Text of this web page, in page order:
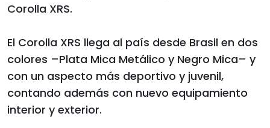
Corolla XRS.
El Corolla XRS llega al país desde Brasil en dos
colores –Plata Mica Metálico y Negro Mica– y
con un aspecto más deportivo y juvenil,
contando además con nuevo equipamiento
interior y exterior.